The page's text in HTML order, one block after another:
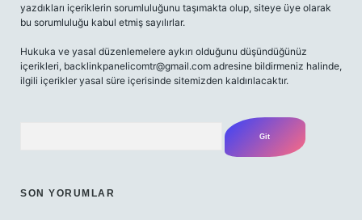
yazdıkları içeriklerin sorumluluğunu taşımakta olup, siteye üye olarak
bu sorumluluğu kabul etmiş sayılırlar.
Hukuka ve yasal düzenlemelere aykırı olduğunu düşündüğünüz
içerikleri, backlinkpanelicomtr@gmail.com adresine bildirmeniz halinde,
ilgili içerikler yasal süre içerisinde sitemizden kaldırılacaktır.
SON YORUMLAR